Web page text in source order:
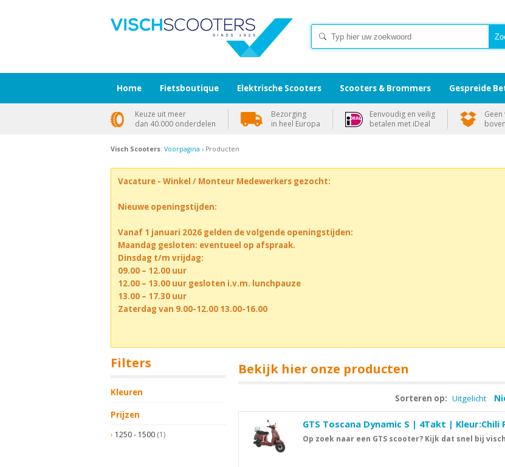
Visch Scooters: Voorpagina › Producten
Vacature - Winkel / Monteur Medewerkers gezocht:
Nieuwe openingstijden:
Vanaf 1 januari 2026 gelden de volgende openingstijden:
Maandag gesloten: eventueel op afspraak.
Dinsdag t/m vrijdag:
09.00 – 12.00 uur
12.00 – 13.00 uur gesloten i.v.m. lunchpauze
13.00 – 17.30 uur
Zaterdag van 9.00-12.00 13.00-16.00
Filters
Kleuren
Prijzen
1250 - 1500 (1)
Bekijk hier onze producten
Sorteren op: Uitgelicht
GTS Toscana Dynamic S | 4Takt | Kleur:Chili
Op zoek naar een GTS scooter? Kijk dat snel bij
Home Fietsboutique Elektrische Scooters Scooters & Brommers Gespreide
Keuze uit meer
dan 40.000 onderdelen
Bezorging
in heel Europa
Eenvoudig en veilig
betalen met iDeal